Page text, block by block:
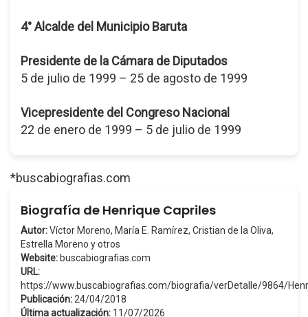
4° Alcalde del Municipio Baruta
Presidente de la Cámara de Diputados
5 de julio de 1999 – 25 de agosto de 1999
Vicepresidente del Congreso Nacional
22 de enero de 1999 – 5 de julio de 1999
*buscabiografias.com
Biografía de Henrique Capriles
Autor:Víctor Moreno, María E. Ramírez, Cristian de la Oliva,
Estrella Moreno y otros
Website: buscabiografias.com
URL:
https://www.buscabiografias.com/biografia/verDetalle/9864/
Publicación: 24/04/2018
Última actualización: 11/07/2026